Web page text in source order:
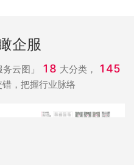
企服
云图」 18 大分类， 145
，把握行业脉络